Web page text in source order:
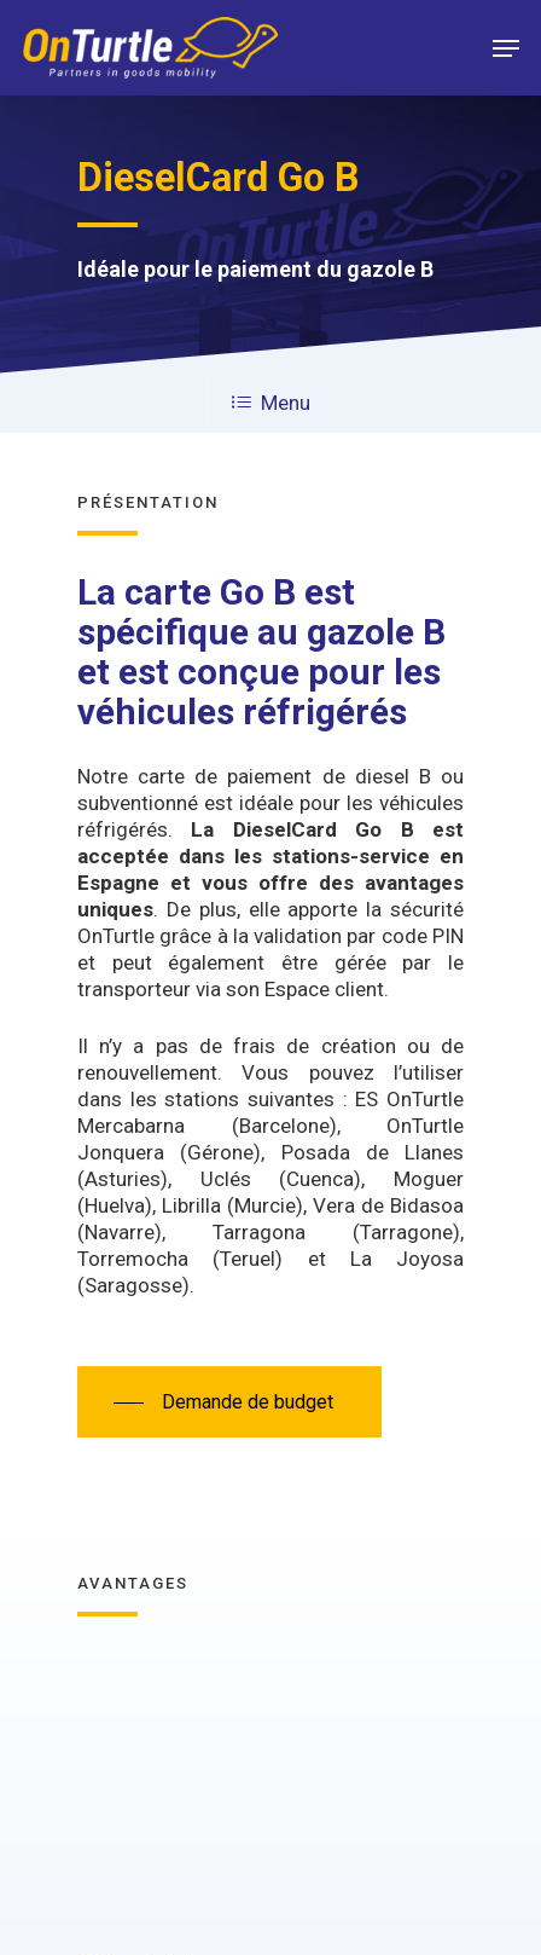
main
content
DieselCard Go B
Idéale pour le paiement du gazole B
Menu
PRÉSENTATION
La carte Go B est
spécifique au gazole B
et est conçue pour les
véhicules réfrigérés
Notre carte de paiement de diesel B ou
subventionné est idéale pour les véhicules
réfrigérés. La DieselCard Go B est
acceptée dans les stations-service en
Espagne et vous offre des avantages
uniques. De plus, elle apporte la sécurité
OnTurtle grâce à la validation par code PIN
et peut également être gérée par le
transporteur via son Espace client.
Il n’y a pas de frais de création ou de
renouvellement. Vous pouvez l’utiliser
dans les stations suivantes : ES OnTurtle
Mercabarna (Barcelone), OnTurtle
Jonquera (Gérone), Posada de Llanes
(Asturies), Uclés (Cuenca), Moguer
(Huelva), Librilla (Murcie), Vera de Bidasoa
(Navarre), Tarragona (Tarragone),
Torremocha (Teruel) et La Joyosa
(Saragosse).
Demande de budget
AVANTAGES